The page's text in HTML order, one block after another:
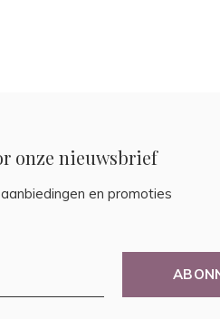
onze nieuwsbrief
en promoties